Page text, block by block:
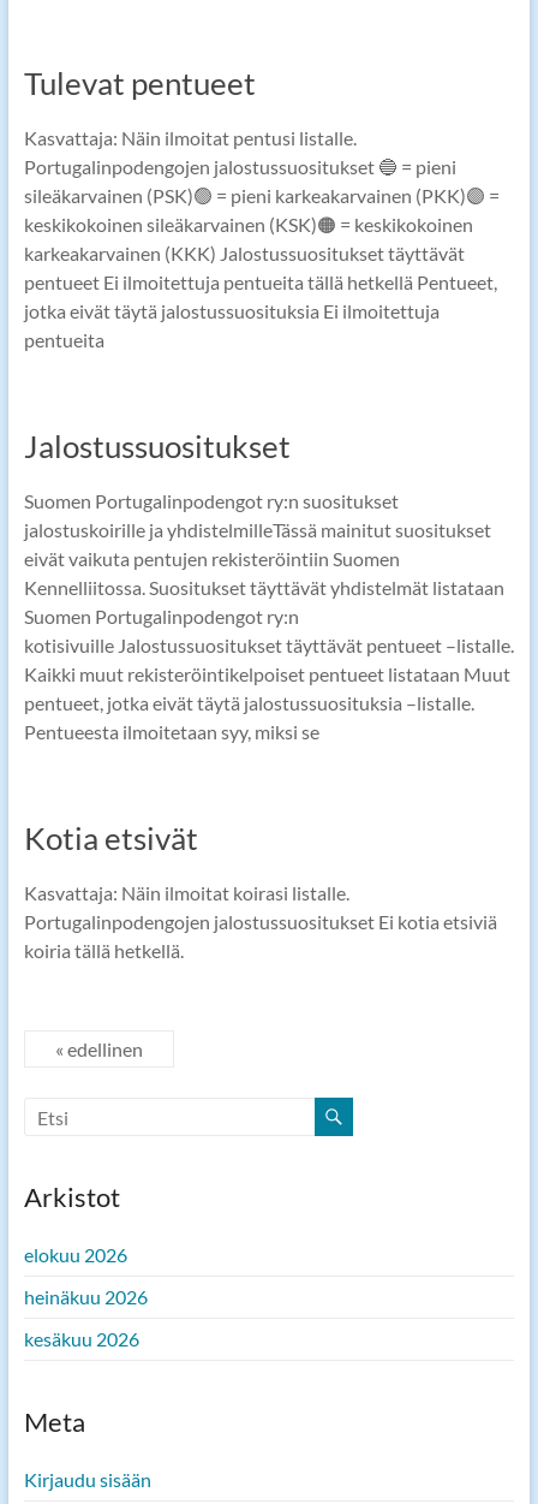
Tulevat pentueet
Kasvattaja: Näin ilmoitat pentusi listalle.
Portugalinpodengojen jalostussuositukset 🔵 = pieni
sileäkarvainen (PSK)🟢 = pieni karkeakarvainen (PKK)🟣 =
keskikokoinen sileäkarvainen (KSK)🟠 = keskikokoinen
karkeakarvainen (KKK) Jalostussuositukset täyttävät
pentueet Ei ilmoitettuja pentueita tällä hetkellä Pentueet,
jotka eivät täytä jalostussuosituksia Ei ilmoitettuja
pentueita
Jalostussuositukset
Suomen Portugalinpodengot ry:n suositukset
jalostuskoirille ja yhdistelmilleTässä mainitut suositukset
eivät vaikuta pentujen rekisteröintiin Suomen
Kennelliitossa. Suositukset täyttävät yhdistelmät listataan
Suomen Portugalinpodengot ry:n
kotisivuille Jalostussuositukset täyttävät pentueet –listalle.
Kaikki muut rekisteröintikelpoiset pentueet listataan Muut
pentueet, jotka eivät täytä jalostussuosituksia –listalle.
Pentueesta ilmoitetaan syy, miksi se
Kotia etsivät
Kasvattaja: Näin ilmoitat koirasi listalle.
Portugalinpodengojen jalostussuositukset Ei kotia etsiviä
koiria tällä hetkellä.
« edellinen
Arkistot
elokuu 2026
heinäkuu 2026
kesäkuu 2026
Meta
Kirjaudu sisään